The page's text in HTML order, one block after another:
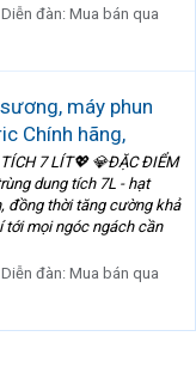
Diễn đàn: Mua bán qua
máy phun
Chính hãng,
TÍCH 7 LÍT💖 💎ĐẶC ĐIỂM
dung tích 7L - hạt
đồng thời tăng cường khả
tới mọi ngóc ngách cần
Diễn đàn: Mua bán qua